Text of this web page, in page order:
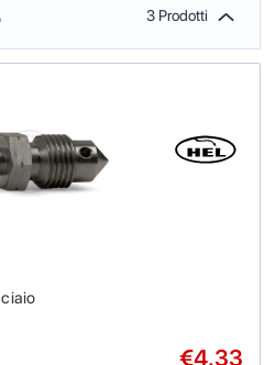
3 Prodotti
€4.33